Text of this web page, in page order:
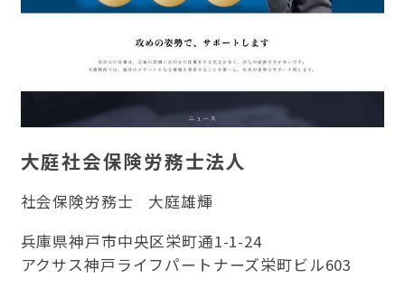
大庭社会保険労務士法人
社会保険労務士
大庭雄輝
兵庫県神戸市中央区栄町通1-1-24
アクサス神戸ライフパートナーズ栄町ビル603